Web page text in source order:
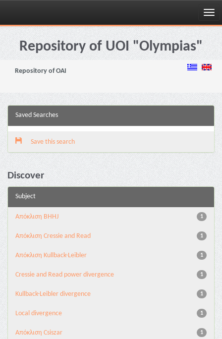
Skip
navigationRepository of UOI "Olympias"
Repository of OAI
Saved Searches
Save this search
Discover
Subject
1
Aπόκλιση BHHJ
1
Aπόκλιση Cressie and Read
1
Aπόκλιση Kullback-Leibler
1
Cressie and Read power divergence
1
Kullback-Leibler divergence
1
Local divergence
1
Απόκλιση Csiszar